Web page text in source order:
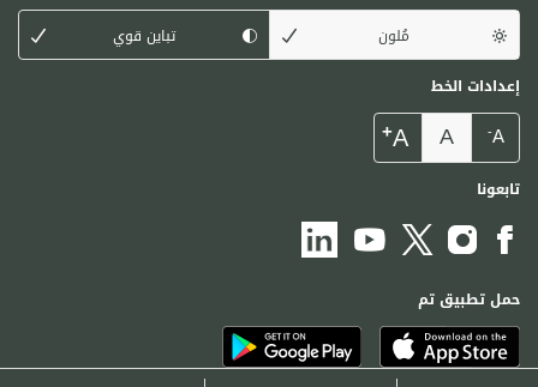
مُلون
تباين قوي
إعدادات الخط
A
-
A
A
+
تابعونا
حمل تطبيق تم